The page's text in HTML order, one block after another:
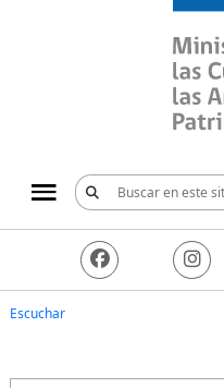
Ministerio
Escuchar